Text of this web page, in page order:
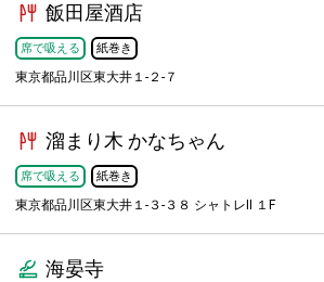
飯田屋酒店
席で吸える 紙巻き
東京都品川区東大井１-２-７
溜まり木 かなちゃん
席で吸える 紙巻き
東京都品川区東大井１-３-３８ シャトレII １F
海晏寺